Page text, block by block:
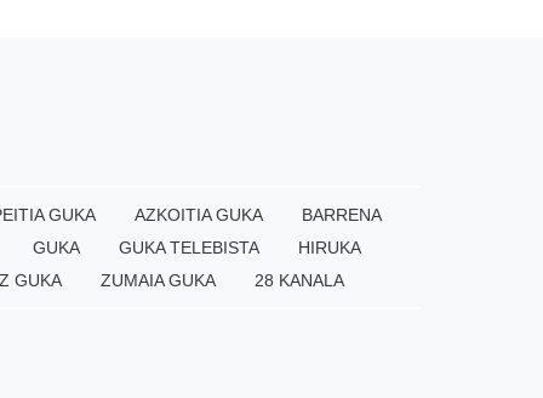
GUKA AZKOITIA GUKA
BARRENA
GUKA GUKA TELEBISTA
HIRUKA
GUKA ZUMAIA GUKA 28 KANALA